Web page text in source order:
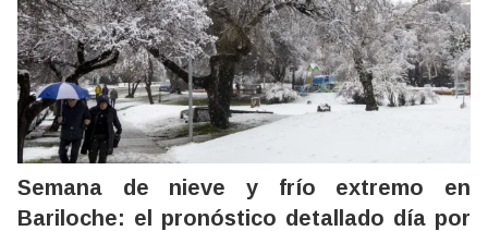
Semana de nieve y frío extremo en
Bariloche: el pronóstico detallado día por